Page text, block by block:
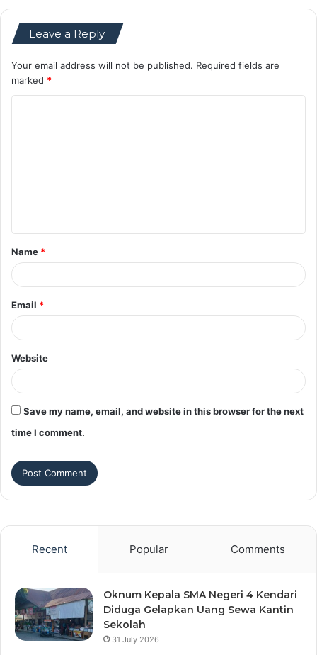
Leave a Reply
Your email address will not be published. Required fields are
marked *
t
*
Name *
Email *
Website
Save my name, email, and website in this browser for the next
time I comment.
Recent Popular Comments
Oknum Kepala SMA Negeri 4 Kendari
Diduga Gelapkan Uang Sewa Kantin
Sekolah
31 July 2026